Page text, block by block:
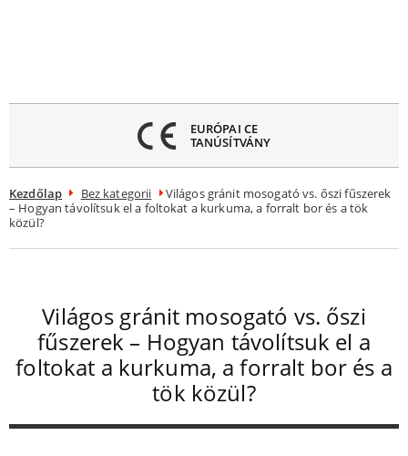
EURÓPAI CE
TANÚSÍTVÁNY
Kezdőlap Bez kategorii
Világos gránit mosogató vs. őszi fűszerek
– Hogyan távolítsuk el a foltokat a kurkuma, a forralt bor és a tök
közül?
Világos gránit mosogató vs. őszi
fűszerek – Hogyan távolítsuk el a
foltokat a kurkuma, a forralt bor és a
tök közül?